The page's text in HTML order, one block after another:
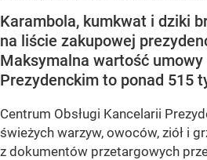
Karambola, kumkwat i dziki
na liście zakupowej
Maksymalna wartość umowy
Prezydenckim to ponad 515
Centrum Obsługi Kancelarii
świeżych warzyw, owoców, ziół i
z dokumentów przetargowych